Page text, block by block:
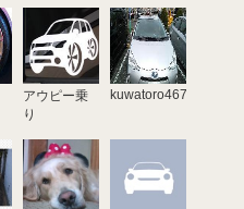
アウピー乗
り
kuwatoro4678